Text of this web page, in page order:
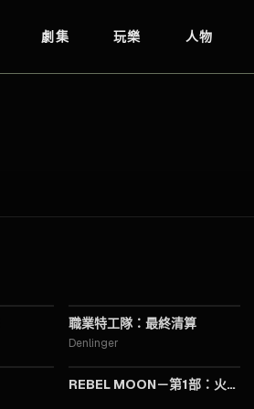
劇集 玩樂 人物
職業特工隊：最終清算
Denlinger
REBEL MOON－第1部：火之女